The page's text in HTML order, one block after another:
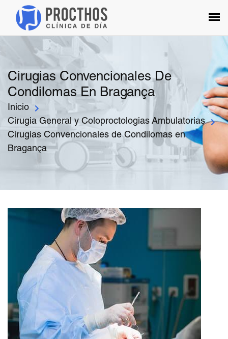
Cirugias Convencionales De
Condilomas En Bragança
Inicio
Cirugia General y Coloproctologias Ambulatorias
Cirugias Convencionales de Condilomas en
Bragança